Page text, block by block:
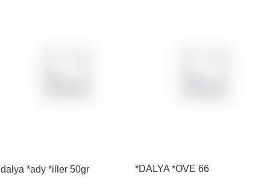
*DALYA *OVE 66
*ady *iller 50gr